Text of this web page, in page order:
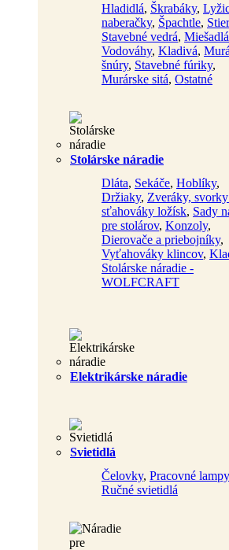
Hladidlá, Škrabáky,
naberačky, Špachtle,
Stavebné vedrá, Miešadlá
Vodováhy, Kladivá,
šnúry, Stavebné fúriky,
Murárske sitá, Ostatné
Stolárske náradie
Dláta, Sekáče, Hoblíky,
Držiaky, Zveráky, svorky
sťahováky ložísk, Sady
pre stolárov, Konzoly,
Dierovače a priebojníky,
Vyťahováky klincov,
Stolárske náradie -
WOLFCRAFT
Elektrikárske náradie
Svietidlá
Čelovky, Pracovné lampy
Ručné svietidlá